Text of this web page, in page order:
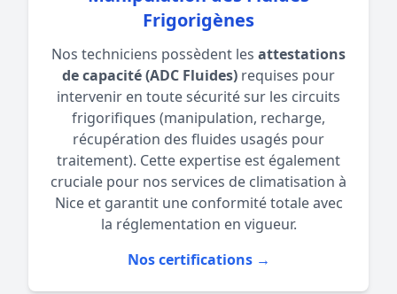
Frigorigènes
Nos techniciens possèdent les attestations
de capacité (ADC Fluides) requises pour
intervenir en toute sécurité sur les circuits
frigorifiques (manipulation, recharge,
récupération des fluides usagés pour
traitement). Cette expertise est également
cruciale pour nos services de climatisation à
Niceet garantit une conformité totale avec
la réglementation en vigueur.
Nos certifications →